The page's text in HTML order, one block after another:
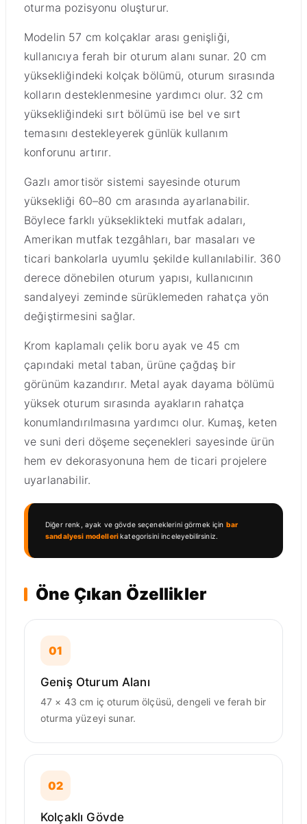
oturma pozisyonu oluşturur.
Modelin 57 cm kolçaklar arası genişliği,
kullanıcıya ferah bir oturum alanı sunar. 20 cm
yüksekliğindeki kolçak bölümü, oturum sırasında
kolların desteklenmesine yardımcı olur. 32 cm
yüksekliğindeki sırt bölümü ise bel ve sırt
temasını destekleyerek günlük kullanım
konforunu artırır.
Gazlı amortisör sistemi sayesinde oturum
yüksekliği 60–80 cm arasında ayarlanabilir.
Böylece farklı yükseklikteki mutfak adaları,
Amerikan mutfak tezgâhları, bar masaları ve
ticari bankolarla uyumlu şekilde kullanılabilir. 360
derece dönebilen oturum yapısı, kullanıcının
sandalyeyi zeminde sürüklemeden rahatça yön
değiştirmesini sağlar.
Krom kaplamalı çelik boru ayak ve 45 cm
çapındaki metal taban, ürüne çağdaş bir
görünüm kazandırır. Metal ayak dayama bölümü
yüksek oturum sırasında ayakların rahatça
konumlandırılmasına yardımcı olur. Kumaş, keten
ve suni deri döşeme seçenekleri sayesinde ürün
hem ev dekorasyonuna hem de ticari projelere
uyarlanabilir.
Diğer renk, ayak ve gövde seçeneklerini görmek için bar
sandalyesi modellerikategorisini inceleyebilirsiniz.
Öne Çıkan Özellikler
01
Geniş Oturum Alanı
47 × 43 cm iç oturum ölçüsü, dengeli ve ferah bir
oturma yüzeyi sunar.
02
Kolçaklı Gövde